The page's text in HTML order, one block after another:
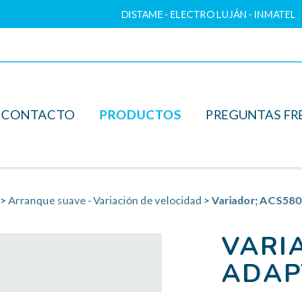
DISTAME - ELECTRO LUJÁN - INMATEL
CONTACTO PRODUCTOS PREGUNTAS
> Arranque suave - Variación de velocidad > Variador;